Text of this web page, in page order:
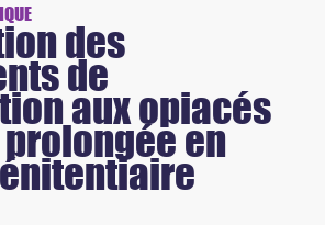
des
de
aux opiacés
en